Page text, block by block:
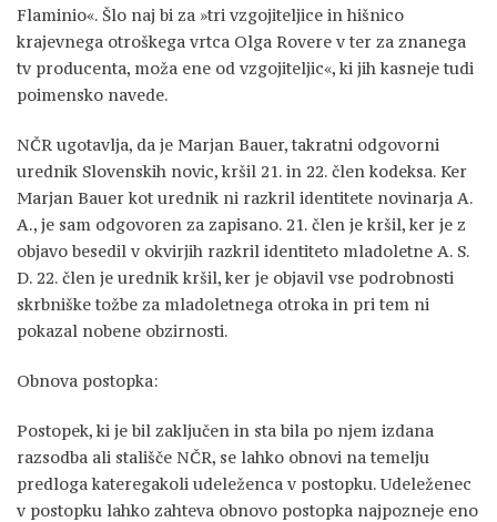
Flaminio«. Šlo naj bi za »tri vzgojiteljice in hišnico
krajevnega otroškega vrtca Olga Rovere v ter za znanega
tv producenta, moža ene od vzgojiteljic«, ki jih kasneje tudi
poimensko navede.
NČR ugotavlja, da je Marjan Bauer, takratni odgovorni
urednik Slovenskih novic, kršil 21. in 22. člen kodeksa. Ker
Marjan Bauer kot urednik ni razkril identitete novinarja A.
A., je sam odgovoren za zapisano. 21. člen je kršil, ker je z
objavo besedil v okvirjih razkril identiteto mladoletne A. S.
D. 22. člen je urednik kršil, ker je objavil vse podrobnosti
skrbniške tožbe za mladoletnega otroka in pri tem ni
pokazal nobene obzirnosti.
Obnova postopka:
Postopek, ki je bil zaključen in sta bila po njem izdana
razsodba ali stališče NČR, se lahko obnovi na temelju
predloga kateregakoli udeleženca v postopku. Udeleženec
v postopku lahko zahteva obnovo postopka najpozneje eno